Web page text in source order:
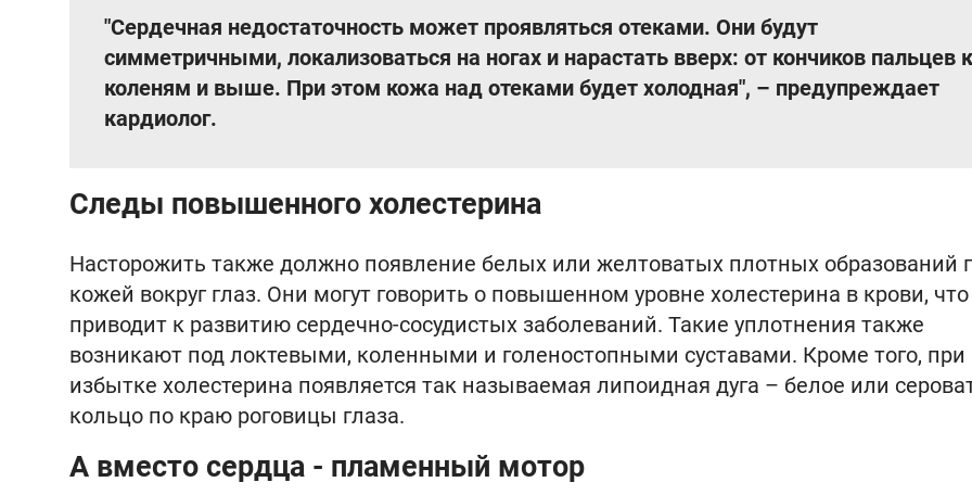
"Сердечная недостаточность может проявляться отеками. Они будут
симметричными, локализоваться на ногах и нарастать вверх: от кончиков пальцев к
коленям и выше. При этом кожа над отеками будет холодная", – предупреждает
кардиолог.
Следы повышенного холестерина
Насторожить также должно появление белых или желтоватых плотных образований
кожей вокруг глаз. Они могут говорить о повышенном уровне холестерина в крови, что
приводит к развитию сердечно-сосудистых заболеваний. Такие уплотнения также
возникают под локтевыми, коленными и голеностопными суставами. Кроме того, при
избытке холестерина появляется так называемая липоидная дуга – белое или
кольцо по краю роговицы глаза.
А вместо сердца - пламенный мотор